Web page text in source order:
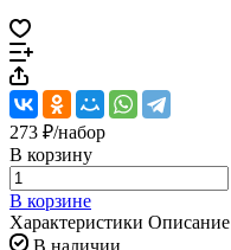
273 ₽/набор
В корзину
В корзине
Характеристики Описание
В наличии